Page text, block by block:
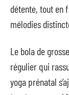
détente, tout en
mélodies
Le bola de
régulier qui
yoga prénatal